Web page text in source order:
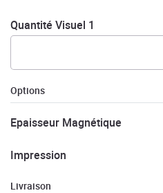
Quantité Visuel 1
Options
Epaisseur Magnétique
Impression
Livraison